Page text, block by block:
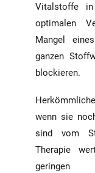
Vitalstoffe in
optimalen
Mangel
ganzen
blockieren.
wenn sie
sind vom
Therapie